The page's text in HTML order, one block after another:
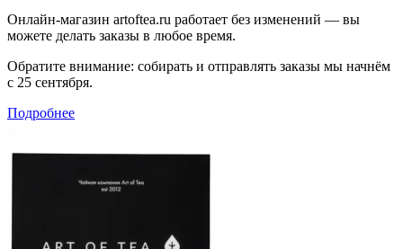
Онлайн-магазин artoftea.ru работает без изменений — вы
можете делать заказы в любое время.
Обратите внимание: собирать и отправлять заказы мы начнём
с 25 сентября.
Подробнее